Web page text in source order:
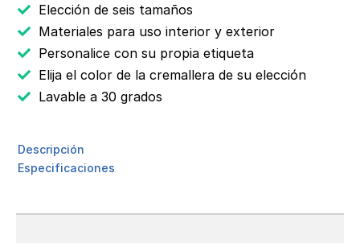
Elección de seis tamaños
Materiales para uso interior y exterior
Personalice con su propia etiqueta
Elija el color de la cremallera de su elección
Lavable a 30 grados
Descripción
Especificaciones